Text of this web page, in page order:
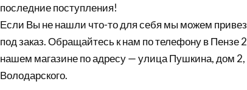
последние поступления!
Если Вы не нашли что-то для себя мы можем
под заказ. Обращайтесь к нам по телефону в
нашем магазине по адресу — улица Пушкина, дом
Володарского.